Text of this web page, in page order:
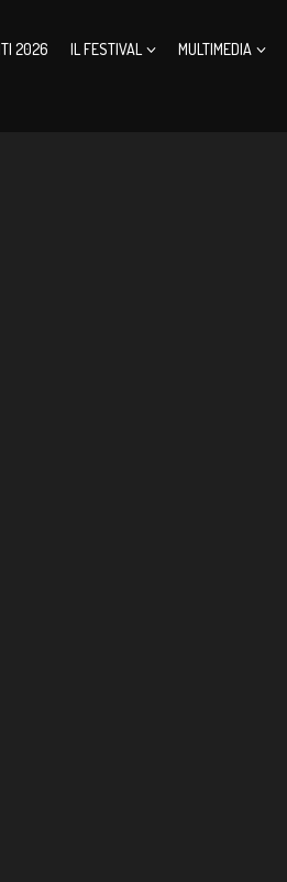
2026 IL FESTIVAL MULTIMEDIA